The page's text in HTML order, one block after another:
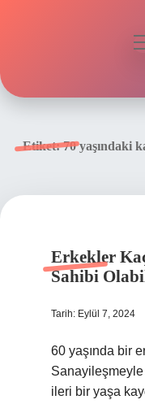
Etiket:70 yaşındaki
Erkekler
Sahibi
Tarih: Eylül 7, 2024
60 yaşında bir
Sanayileşmeyle
ileri bir yaşa